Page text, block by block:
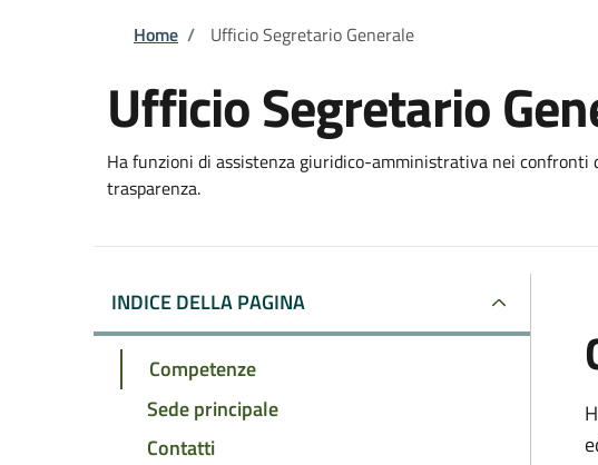
Briciole di pane
Home / Ufficio Segretario Generale
Ufficio Segretario
Ha funzioni di assistenza giuridico-amministrativa nei confronti
trasparenza.
INDICE DELLA PAGINA
Competenze
Sede principale
Contatti